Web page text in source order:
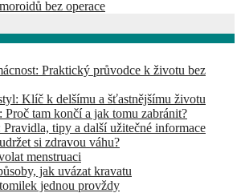
bez operace
Praktický průvodce k životu bez
Klíč k delšímu a šťastnějšímu životu
Proč tam končí a jak tomu zabránit?
tipy a další užitečné informace
si zdravou váhu?
menstruaci
jak uvázat kravatu
jednou provždy